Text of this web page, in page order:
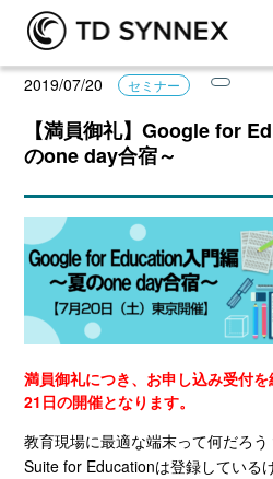
2019/07/20 セミナー
【満員御礼】Google for
のone day合宿～
満員御礼につき、お申し込み受付
21日の開催となります。
教育現場に最適な端末って何だろ
Suite for Educationは登録している